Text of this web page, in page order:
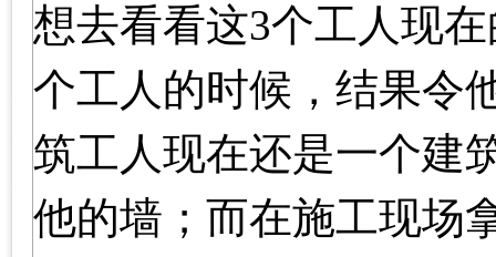
想去看看这3个工人现
个工人的时候，结果令
筑工人现在还是一个建
他的墙；而在施工现场